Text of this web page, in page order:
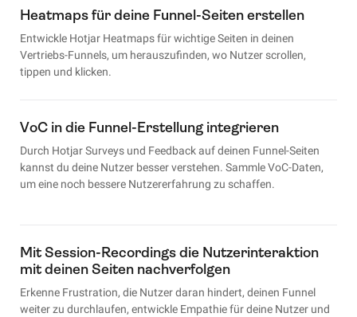
Heatmaps für deine Funnel-Seiten erstellen
Entwickle Hotjar Heatmaps für wichtige Seiten in deinen
Vertriebs-Funnels, um herauszufinden, wo Nutzer scrollen,
tippen und klicken.
VoC in die Funnel-Erstellung integrieren
Durch Hotjar Surveys und Feedback auf deinen Funnel-Seiten
kannst du deine Nutzer besser verstehen. Sammle VoC-Daten,
um eine noch bessere Nutzererfahrung zu schaffen.
Mit Session-Recordings die Nutzerinteraktion
mit deinen Seiten nachverfolgen
Erkenne Frustration, die Nutzer daran hindert, deinen Funnel
weiter zu durchlaufen, entwickle Empathie für deine Nutzer und